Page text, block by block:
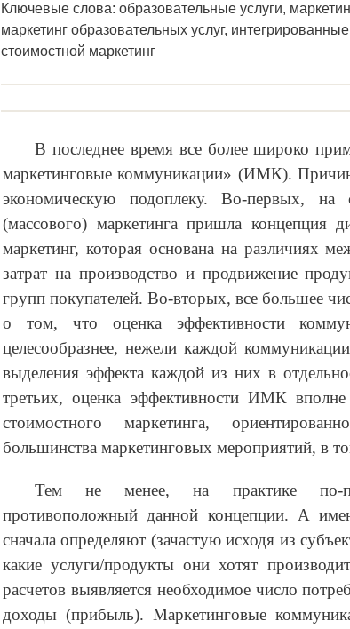
Ключевые слова: образовательные услуги,
маркетинг образовательных услуг,
стоимостной маркетинг
В последнее время все более широко
маркетинговые коммуникации» (ИМК).
экономическую подоплеку. Во-первых, на
(массового) маркетинга пришла концепция
маркетинг, которая основана на различиях
затрат на производство и продвижение
групп покупателей. Во-вторых, все большее
о том, что оценка эффективности
целесообразнее, нежели каждой
выделения эффекта каждой из них в
третьих, оценка эффективности ИМК
стоимостного маркетинга,
большинства маркетинговых мероприятий, в
Тем не менее, на практике по-
противоположный данной концепции. А
сначала определяют (зачастую исходя из
какие услуги/продукты они хотят
расчетов выявляется необходимое число
доходы (прибыль). Маркетинговые